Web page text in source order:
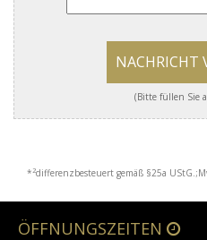
NACHRICHT
(Bitte füllen Sie
*2differenzbesteuert gemäß §25a
ÖFFNUNGSZEITEN